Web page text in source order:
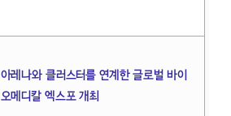
아레나와 클러스터를 연계한 글로벌 바이
오메디칼 엑스포 개최